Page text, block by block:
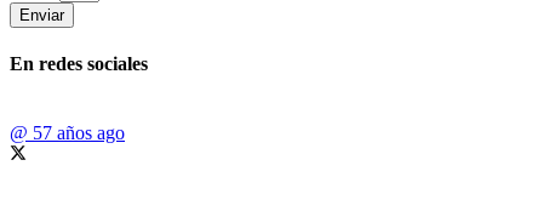
Enviar
En redes sociales
@ 57 años ago